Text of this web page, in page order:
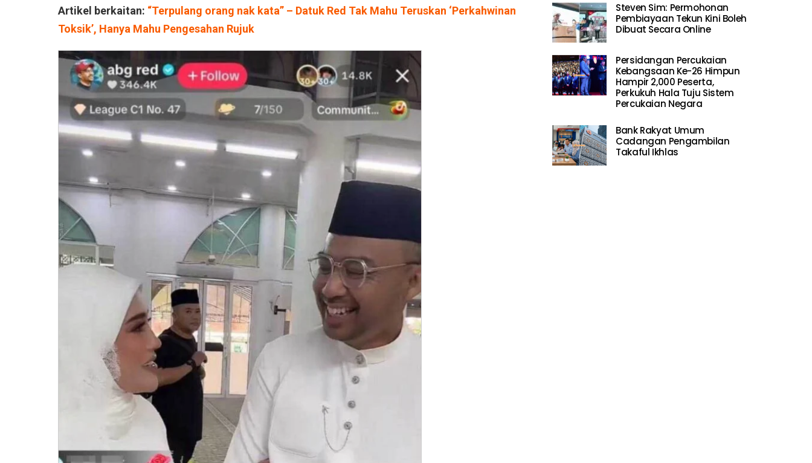
Artikel berkaitan: “Terpulang orang nak kata” – Datuk Red Tak Mahu Teruskan ‘Perkahwinan
Toksik’, Hanya Mahu Pengesahan Rujuk
Steven Sim: Permohonan
Pembiayaan Tekun Kini Boleh
Dibuat Secara Online
Persidangan Percukaian
Kebangsaan Ke-26 Himpun
Hampir 2,000 Peserta,
Perkukuh Hala Tuju Sistem
Percukaian Negara
Bank Rakyat Umum
Cadangan Pengambilan
Takaful Ikhlas